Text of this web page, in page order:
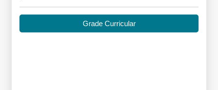
Grade Curricular